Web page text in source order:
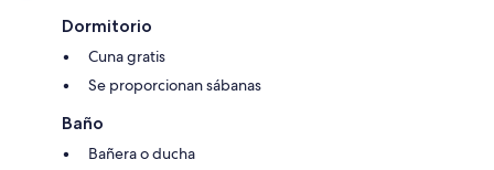
Dormitorio
Cuna gratis
Se proporcionan sábanas
Baño
Bañera o ducha